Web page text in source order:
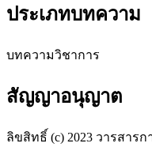
ประเภทบทความ
บทความวิชาการ
สัญญาอนุญาต
ลิขสิทธิ์ (c) 2023 วารสาร